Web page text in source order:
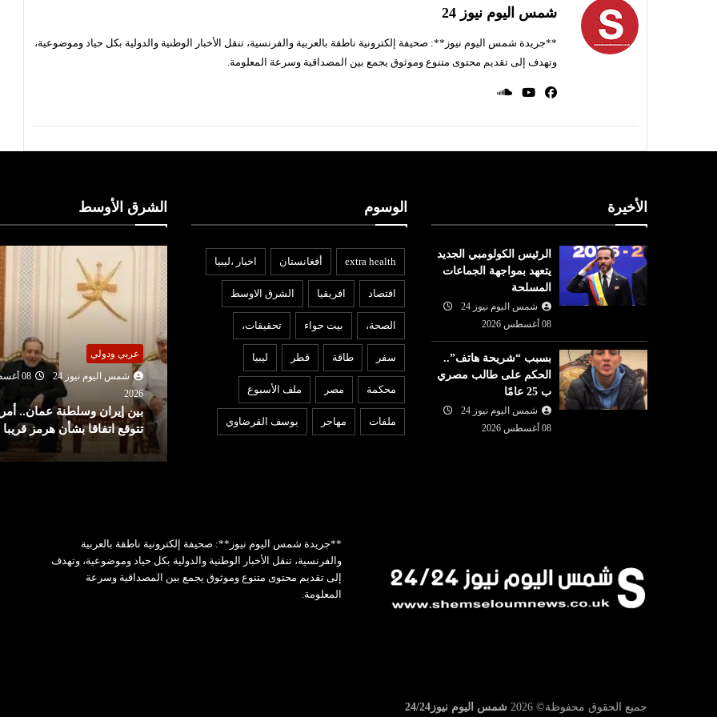
شمس اليوم نيوز 24
**جريدة شمس اليوم نيوز**: صحيفة إلكترونية ناطقة بالعربية والفرنسية، تنقل الأخبار الوطنية والدولية بكل حياد وموضوعية،
وتهدف إلى تقديم محتوى متنوع وموثوق يجمع بين المصداقية وسرعة المعلومة.
الأخيرة
الرئيس الكولومبي الجديد
يتعهد بمواجهة الجماعات
المسلحة
شمس اليوم نيوز 24
08 أغسطس 2026
بسبب “شريحة هاتف”..
الحكم على طالب مصري
ب 25 عامًا
شمس اليوم نيوز 24
08 أغسطس 2026
الوسوم
extra health أفغانستان اخبار ،ليبيا
افتصاد افريقيا الشرق الاوسط
الصحة، بيت حواء تحقيقات،
سفر طاقة قطر ليبيا
محكمة مصر ملف الأسبوع
ملفات مهاجر يوسف القرضاوي
الشرق الأوسط
07 أغسطس
شمس اليوم نيوز 24
07 أغسطس
2026
من الميدان إلى القرار: كيف تقود
زهرة محمد عيسى ملف التضامن
والإغاثة في ت...
عربي ودولي
شمس اليوم نيوز 24
08 أغسطس
بين إيران وسلطنة عمان.. أمريكا
تتوقع اتفاقا بشأن هرمز قريبا
شمس اليوم نيوز 24
07
2026
ردًا على روما.. إسبانيا تفرض
إجراءات مراقبة أمام
إيطاليا!
**جريدة شمس اليوم نيوز**: صحيفة إلكترونية ناطقة بالعربية
والفرنسية، تنقل الأخبار الوطنية والدولية بكل حياد وموضوعية، وتهدف
إلى تقديم محتوى متنوع وموثوق يجمع بين المصداقية وسرعة
المعلومة.
جميع الحقوق محفوظة© 2026 شمس اليوم نيوز24/24